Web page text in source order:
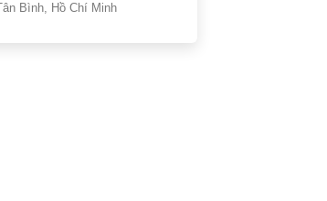
Tân Bình, Hồ Chí Minh